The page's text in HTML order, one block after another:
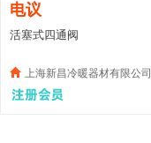
电议
活塞式四通阀
上海新昌冷暖器材有限公司